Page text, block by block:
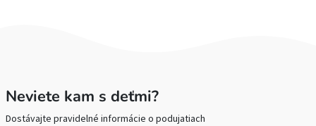
Neviete kam s deťmi?
Dostávajte pravidelné informácie o podujatiach